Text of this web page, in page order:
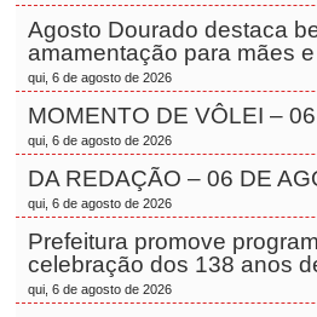
Agosto Dourado destaca
amamentação para mães
qui, 6 de agosto de 2026
MOMENTO DE VÔLEI –
qui, 6 de agosto de 2026
DA REDAÇÃO – 06 DE
qui, 6 de agosto de 2026
Prefeitura promove
celebração dos 138 anos
qui, 6 de agosto de 2026